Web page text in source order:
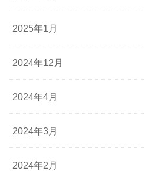
2025年1月
2024年12月
2024年4月
2024年3月
2024年2月